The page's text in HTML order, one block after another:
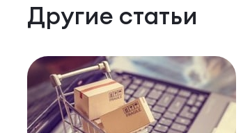
Другие статьи